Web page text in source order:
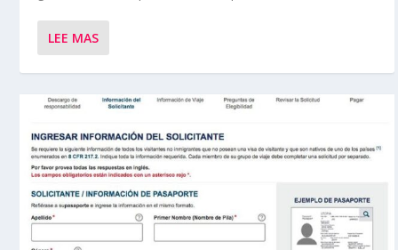
LEE MAS